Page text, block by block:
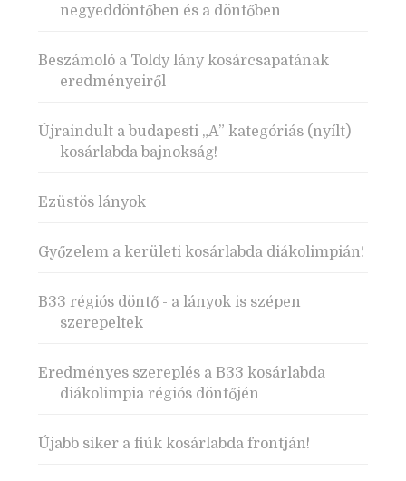
negyeddöntőben és a döntőben
Beszámoló a Toldy lány kosárcsapatának
eredményeiről
Újraindult a budapesti „A” kategóriás (nyílt)
kosárlabda bajnokság!
Ezüstös lányok
Győzelem a kerületi kosárlabda diákolimpián!
B33 régiós döntő - a lányok is szépen
szerepeltek
Eredményes szereplés a B33 kosárlabda
diákolimpia régiós döntőjén
Újabb siker a fiúk kosárlabda frontján!